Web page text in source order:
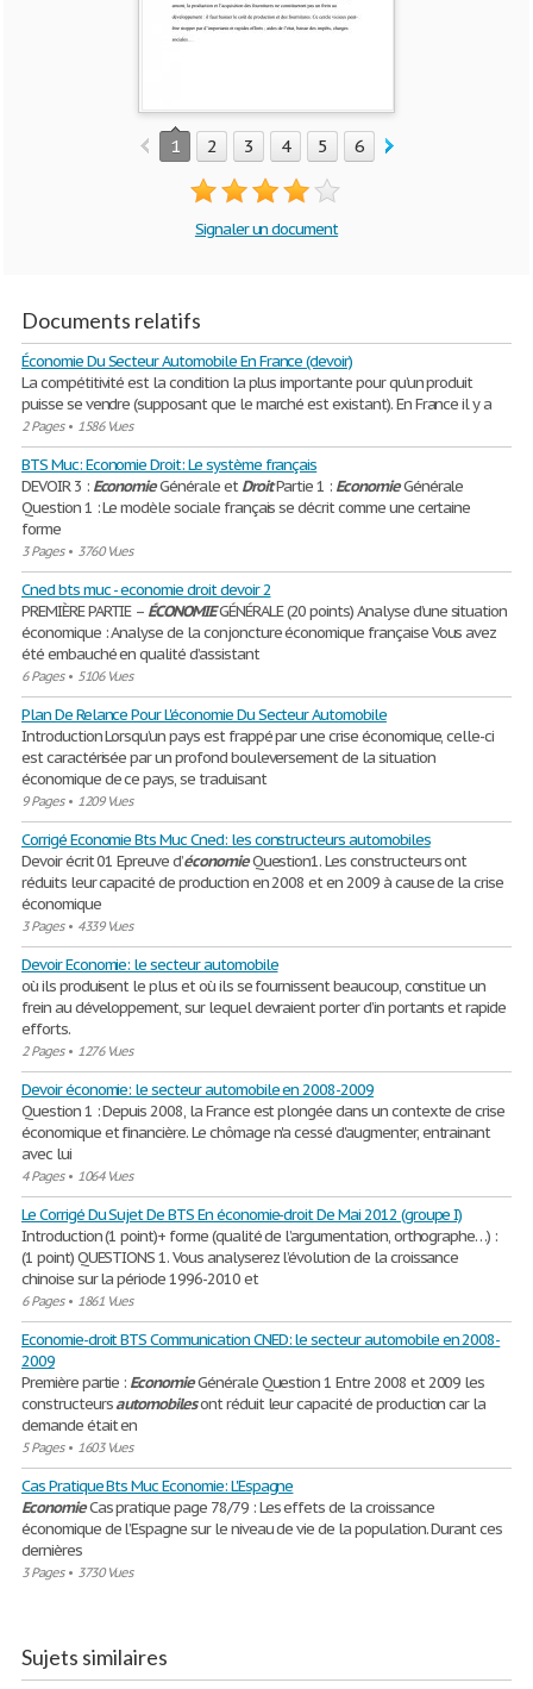
1 2 3 4 5 6
Signaler un document
Documents relatifs
Économie Du Secteur Automobile En France (devoir)
La compétitivité est la condition la plus importante pour qu’un produit
puisse se vendre (supposant que le marché est existant). En France il y a
2 Pages• 1586 Vues
BTS Muc: Economie Droit: Le système français
DEVOIR 3 : EconomieGénérale etDroitPartie 1 : EconomieGénérale
Question 1 : Le modèle sociale français se décrit comme une certaine
forme
3 Pages• 3760 Vues
Cned bts muc - economie droit devoir 2
PREMIÈRE PARTIE – ÉCONOMIEGÉNÉRALE (20 points) Analyse d’une situation
économique : Analyse de la conjoncture économique française Vous avez
été embauché en qualité d’assistant
6 Pages• 5106 Vues
Plan De Relance Pour L'économie Du Secteur Automobile
Introduction Lorsqu’un pays est frappé par une crise économique, celle-ci
est caractérisée par un profond bouleversement de la situation
économique de ce pays, se traduisant
9 Pages• 1209 Vues
Corrigé Economie Bts Muc Cned: les constructeurs automobiles
Devoir écrit 01 Epreuve d’économieQuestion1. Les constructeurs ont
réduits leur capacité de production en 2008 et en 2009 à cause de la crise
économique
3 Pages• 4339 Vues
Devoir Economie: le secteur automobile
où ils produisent le plus et où ils se fournissent beaucoup, constitue un
frein au développement, sur lequel devraient porter d’in portants et rapide
efforts.
2 Pages• 1276 Vues
Devoir économie: le secteur automobile en 2008-2009
Question 1 : Depuis 2008, la France est plongée dans un contexte de crise
économique et financière. Le chômage n'a cessé d'augmenter, entrainant
avec lui
4 Pages• 1064 Vues
Le Corrigé Du Sujet De BTS En économie-droit De Mai 2012 (groupe I)
Introduction (1 point)+ forme (qualité de l’argumentation, orthographe…) :
(1 point) QUESTIONS 1. Vous analyserez l’évolution de la croissance
chinoise sur la période 1996-2010 et
6 Pages• 1861 Vues
Economie-droit BTS Communication CNED: le secteur automobile en 2008-
2009
Première partie : EconomieGénérale Question 1 Entre 2008 et 2009 les
constructeursautomobilesont réduit leur capacité de production car la
demande était en
5 Pages• 1603 Vues
Cas Pratique Bts Muc Economie: L'Espagne
EconomieCas pratique page 78/79 : Les effets de la croissance
économique de l’Espagne sur le niveau de vie de la population. Durant ces
dernières
3 Pages• 3730 Vues
Sujets similaires